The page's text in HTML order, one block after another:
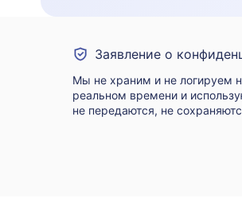
Заявление о
Мы не храним и не логируем
реальном времени и
не передаются, не